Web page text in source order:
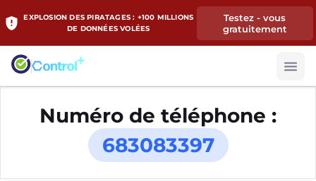
EXPLOSION DES PIRATAGES : +100 MILLIONS
DE DONNÉES VOLÉES
Testez - vous
gratuitement
Numéro de téléphone :
683083397